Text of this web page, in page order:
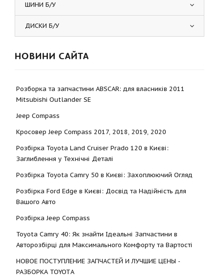
ШИНИ Б/У
ДИСКИ Б/У
НОВИНИ САЙТА
Розборка та запчастини ABSCAR: для власників 2011
Mitsubishi Outlander SE
Jeep Compass
Кросовер Jeep Compass 2017, 2018, 2019, 2020
Розбірка Toyota Land Cruiser Prado 120 в Києві:
Заглиблення у Технічні Деталі
Розбірка Toyota Camry 50 в Києві: Захоплюючий Огляд
Розбірка Ford Edge в Києві: Досвід та Надійність для
Вашого Авто
Розбірка Jeep Compass
Toyota Camry 40: Як знайти Ідеальні Запчастини в
Авторозбірці для Максимального Комфорту та Вартості
НОВОЕ ПОСТУПЛЕНИЕ ЗАПЧАСТЕЙ И ЛУЧШИЕ ЦЕНЫ -
РАЗБОРКА TOYOTА